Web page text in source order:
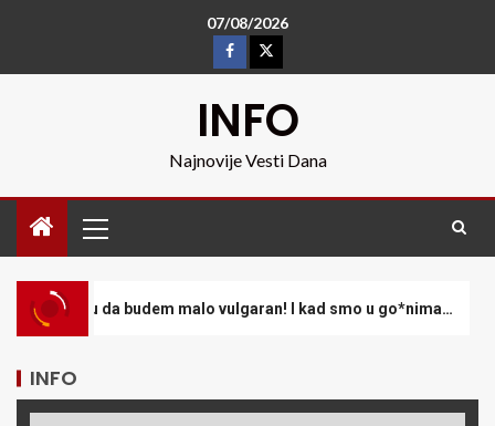
07/08/2026
INFO
Najnovije Vesti Dana
budem malo vulgaran! I kad smo u go*nima… Održan
INFO